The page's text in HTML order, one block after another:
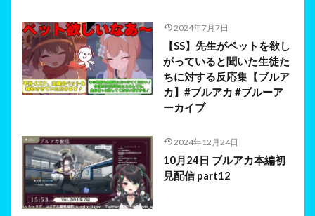
2024年7月7日
【SS】先生がペットを欲し
がっていると聞いた生徒た
ちに対する反応集【ブルア
カ】#ブルアカ #ブルーア
ーカイブ
2024年12月24日
10月24日 ブルアカ本編初
見配信 part12